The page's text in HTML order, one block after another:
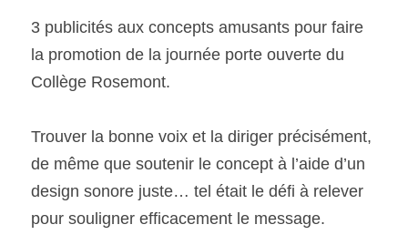
3 publicités aux concepts amusants pour faire
la promotion de la journée porte ouverte du
Collège Rosemont.
Trouver la bonne voix et la diriger précisément,
de même que soutenir le concept à l’aide d’un
design sonore juste… tel était le défi à relever
pour souligner efficacement le message.